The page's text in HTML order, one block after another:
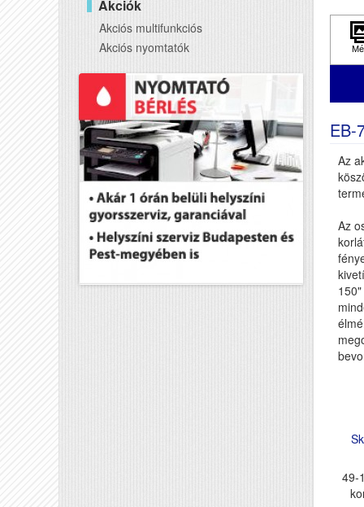
Akciók
Akciós multifunkciós
Akciós nyomtatók
EB-
Az
Az
49-